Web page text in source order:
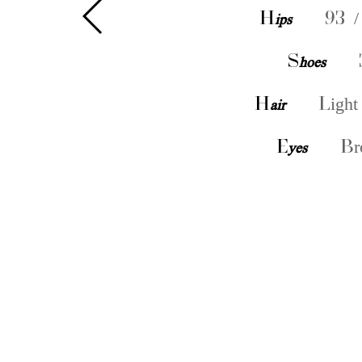
Hips 93
Shoes
Hair
Eyes